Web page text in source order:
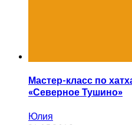
Мастер-класс по
«Северное Тушино»
Юлия